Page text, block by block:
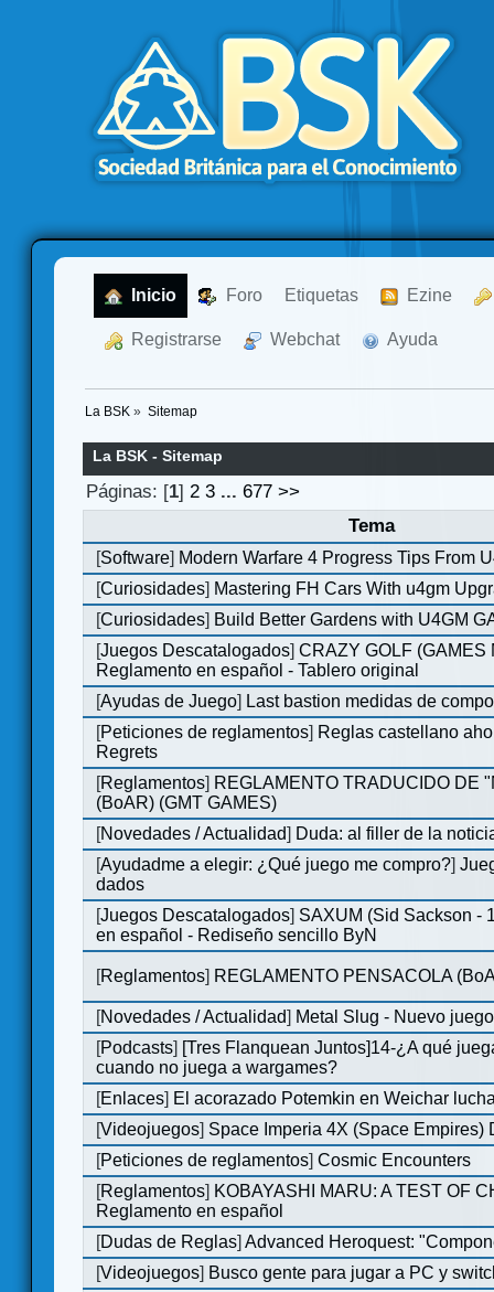
Inicio Foro Etiquetas Ezine
Registrarse Webchat Ayuda
La BSK » Sitemap
La BSK - Sitemap
Páginas: [1]2 3 ...677 >>
Tema
[Software] Modern Warfare 4 Progress Tips From
[Curiosidades] Mastering FH Cars With u4gm
[Curiosidades] Build Better Gardens with U4GM
[Juegos Descatalogados]CRAZY GOLF (GAMES
Reglamento en español - Tablero original
[Ayudas de Juego] Last bastion medidas de
[Peticiones de reglamentos] Reglas castellano
Regrets
[Reglamentos] REGLAMENTO TRADUCIDO DE
(BoAR) (GMT GAMES)
[Novedades / Actualidad] Duda: al filler de la
[Ayudadme a elegir: ¿Qué juego me compro?]
dados
[Juegos Descatalogados] SAXUM (Sid Sackson -
en español - Rediseño sencillo ByN
[Reglamentos] REGLAMENTO PENSACOLA
[Novedades / Actualidad] Metal Slug - Nuevo
[Podcasts] [Tres Flanquean Juntos]14-¿A qué
cuando no juega a wargames?
[Enlaces] El acorazado Potemkin en Weichar
[Videojuegos] Space Imperia 4X (Space Empires)
[Peticiones de reglamentos]Cosmic Encounters
[Reglamentos] KOBAYASHI MARU: A TEST OF
Reglamento en español
[Dudas de Reglas]Advanced Heroquest:
[Videojuegos] Busco gente para jugar a PC y